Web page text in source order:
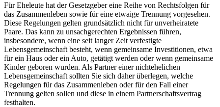
Für Eheleute hat der Gesetzgeber eine Reihe von Rechtsfolgen für
das Zusammenleben sowie für eine etwaige Trennung vorgesehen.
Diese Regelungen gelten grundsätzlich nicht für unverheiratete
Paare. Das kann zu unsachgerechten Ergebnissen führen,
insbesondere, wenn eine seit langer Zeit verfestigte
Lebensgemeinschaft besteht, wenn gemeinsame Investitionen, etwa
für ein Haus oder ein Auto, getätigt werden oder wenn gemeinsame
Kinder geboren wurden. Als Partner einer nichtehelichen
Lebensgemeinschaft sollten Sie sich daher überlegen, welche
Regelungen für das Zusammenleben oder für den Fall einer
Trennung gelten sollen und diese in einem Partnerschaftsvertrag
festhalten.